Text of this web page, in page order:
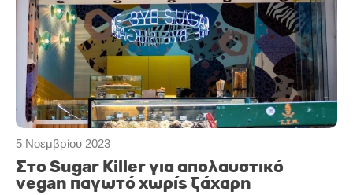
5 Νοεμβρίου 2023
Στο Sugar Killer για απολαυστικό
vegan παγωτό χωρίς ζάχαρη